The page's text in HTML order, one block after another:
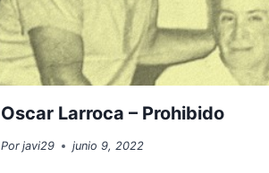
Oscar Larroca – Prohibido
Por javi29 junio 9, 2022